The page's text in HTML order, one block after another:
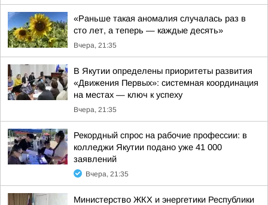
«Раньше такая аномалия случалась раз в
сто лет, а теперь — каждые десять»
Вчера, 21:35
В Якутии определены приоритеты развития
«Движения Первых»: системная координация
на местах — ключ к успеху
Вчера, 21:35
Рекордный спрос на рабочие профессии: в
колледжи Якутии подано уже 41 000
заявлений
Вчера, 21:35
Министерство ЖКХ и энергетики Республики